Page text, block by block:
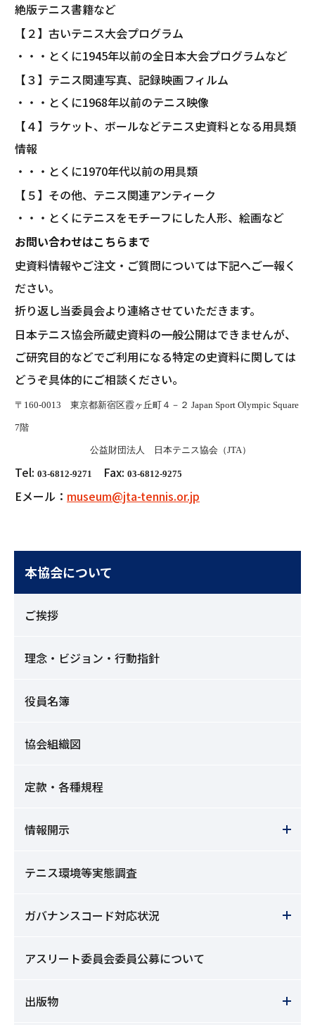
絶版テニス書籍など
【２】古いテニス大会プログラム
・・・とくに1945年以前の全日本大会プログラムなど
【３】テニス関連写真、記録映画フィルム
・・・とくに1968年以前のテニス映像
【４】ラケット、ボールなどテニス史資料となる用具類
情報
・・・とくに1970年代以前の用具類
【５】その他、テニス関連アンティーク
・・・とくにテニスをモチーフにした人形、絵画など
お問い合わせはこちらまで
史資料情報やご注文・ご質問については下記へご一報く
ださい。
折り返し当委員会より連絡させていただきます。
日本テニス協会所蔵史資料の一般公開はできませんが、
ご研究目的などでご利用になる特定の史資料に関しては
どうぞ具体的にご相談ください。
〒 160-0013 東京都新宿区霞ヶ丘町４－２ Japan Sport Olympic Square
7階
公益財団法人 日本テニス協会 （JTA）
Tel: 03-6812-9271 Fax: 03-6812-9275
Eメール： museum@jta-tennis.or.jp
本協会について
ご挨拶
理念・ビジョン・行動指針
役員名簿
協会組織図
定款・各種規程
情報開示
テニス環境等実態調査
ガバナンスコード対応状況
アスリート委員会委員公募について
出版物